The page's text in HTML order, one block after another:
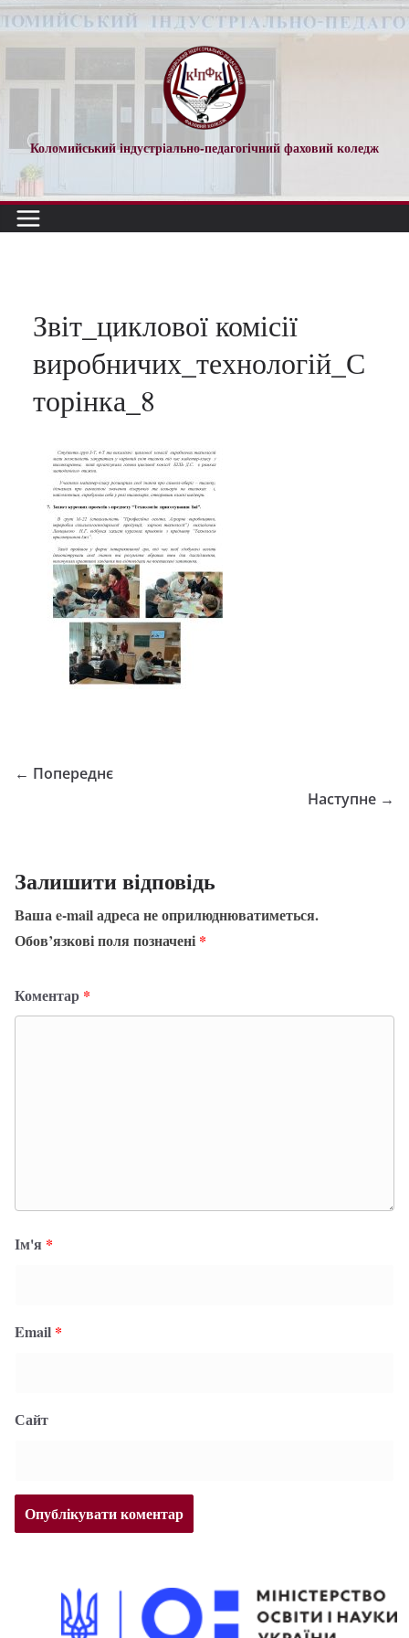
Перейти
до
Коломийський індустріально-педагогічний фаховий коледж
Звіт_циклової комісії
виробничих_технологій_С
торінка_8
← Попереднє
Наступне →
Залишити відповідь
Ваша e-mail адреса не оприлюднюватиметься.
Обов’язкові поля позначені *
Коментар *
Ім'я *
Email *
Сайт